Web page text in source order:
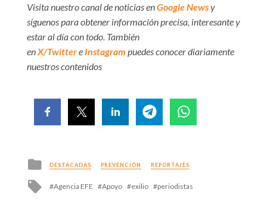
Visita nuestro canal de noticias enGoogle Newsy
síguenos para obtener información precisa, interesante y
estar al día con todo. También
enX/Twittere Instagram puedes conocer diariamente
nuestros contenidos
Posted
in
DESTACADAS PREVENCIÓN REPORTAJES
Tagged
with
Agencia EFE Apoyo exilio
periodistas